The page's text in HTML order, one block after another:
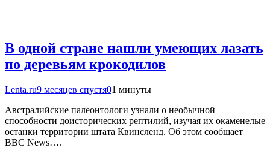
В одной стране нашли умеющих лазать
по деревьям крокодилов
Lenta.ru9 месяцев спустя01 минуты
Австралийские палеонтологи узнали о необычной
способности доисторических рептилий, изучая их окаменелые
останки территории штата Квинсленд. Об этом сообщает
BBC News….